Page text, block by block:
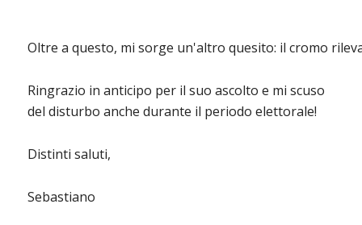
Oltre a questo, mi sorge un'altro quesito: il cromo
Ringrazio in anticipo per il suo ascolto e mi scuso
del disturbo anche durante il periodo elettorale!
Distinti saluti,
Sebastiano